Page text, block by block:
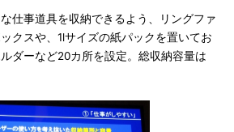
仕事道具を収納できるよう、リングファ
クスや、1lサイズの紙パックを置いてお
ダーなど20カ所を設定。総収納容量は